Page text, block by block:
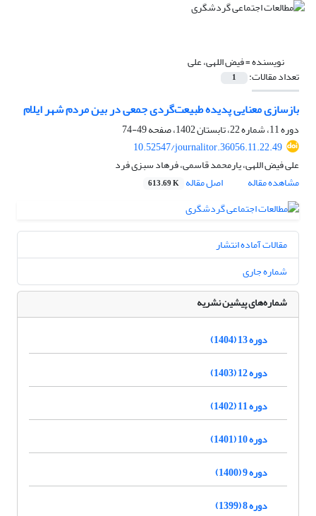
نویسنده =فیض اللهی، علی
تعداد مقالات: 1
بازسازی معنایی پدیده طبیعت‌گردی جمعی در بین مردم شهر ایلام
دوره 11، شماره 22، تابستان 1402، صفحه
49-74
10.52547/journalitor.36056.11.22.49
علی فیض اللهی، یارمحمد قاسمی، فرهاد سبزی فرد
مشاهده مقاله
اصل مقاله 613.69 K
مقالات آماده انتشار
شماره جاری
شماره‌های پیشین نشریه
دوره 13 (1404)
دوره 12 (1403)
دوره 11 (1402)
دوره 10 (1401)
دوره 9 (1400)
دوره 8 (1399)